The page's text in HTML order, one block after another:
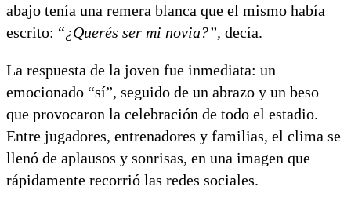
abajo tenía una remera blanca que el mismo había
escrito: “¿Querés ser mi novia?”, decía.
La respuesta de la joven fue inmediata: un
emocionado “sí”, seguido de un abrazo y un beso
que provocaron la celebración de todo el estadio.
Entre jugadores, entrenadores y familias, el clima se
llenó de aplausos y sonrisas, en una imagen que
rápidamente recorrió las redes sociales.